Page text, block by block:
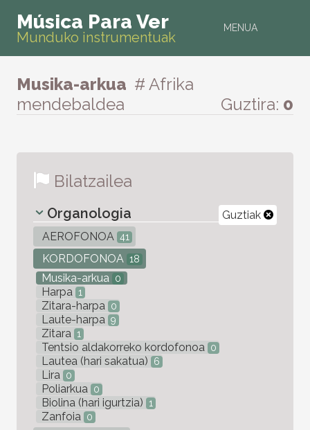
MENUA
Música Para Ver
Munduko instrumentuak
Musika-arkua # Afrika
mendebaldea
Guztira: 0
Bilatzailea
Guztiak
Organologia
AEROFONOA 41
KORDOFONOA 18
Musika-arkua 0
Harpa 1
Zitara-harpa 0
Laute-harpa 9
Zitara 1
Tentsio aldakorreko kordofonoa 0
Lautea (hari sakatua) 6
Lira 0
Poliarkua 0
Biolina (hari igurtzia) 1
Zanfoia 0